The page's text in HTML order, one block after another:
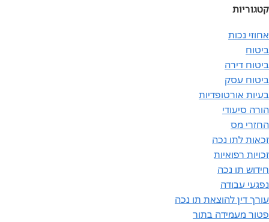
קטגוריות
אחוזי נכות
ביטוח
ביטוח דירה
ביטוח עסק
בעיות אורטופדיות
הורה סיעודי
החזרי מס
זכאות לתו נכה
זכויות רפואיות
חידוש תו נכה
נפגעי עבודה
עורך דין להוצאת תו נכה
פטור מעמידה בתור